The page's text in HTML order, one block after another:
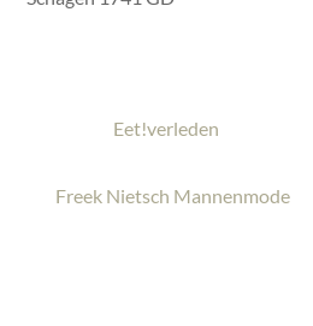
Eet!verleden
Freek Nietsch Mannenmode